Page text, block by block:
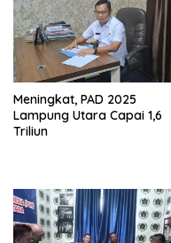
Meningkat, PAD 2025
Lampung Utara Capai 1,6
Triliun